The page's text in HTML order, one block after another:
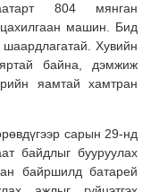
804 мянган
машин. Бид
Хувийн
байна, дэмжиж
яамтай хамтран
сарын 29-нд
байдлыг бууруулах
байршилд батарей